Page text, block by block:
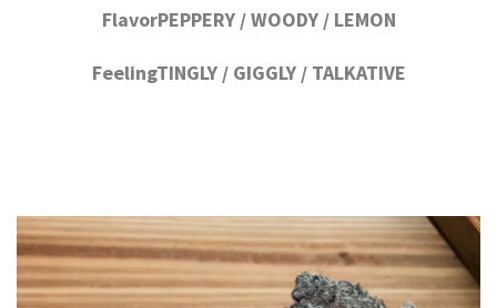
FlavorPEPPERY / WOODY / LEMON
FeelingTINGLY / GIGGLY / TALKATIVE